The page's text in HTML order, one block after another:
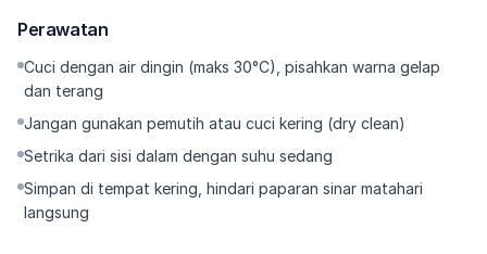
rapi; utilitas tanpa mengganggu garis.
⭐Low-Maintenance — Cepat kering relatif, ramah kerut; cuci,
kering, repeat.
---------
Kenapa Harus Punya
⭐Ini celana wide yang tetap refined: swing darts menjaga
Perawatan
Cuci dengan air dingin (maks 30°C), pisahkan warna gelap
dan terang
Jangan gunakan pemutih atau cuci kering (dry clean)
Setrika dari sisi dalam dengan suhu sedang
Simpan di tempat kering, hindari paparan sinar matahari
langsung